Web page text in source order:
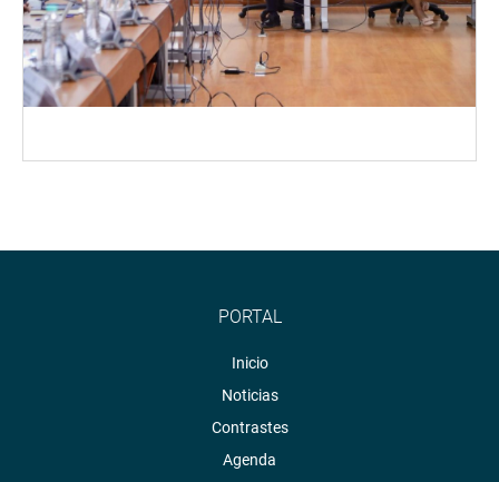
PORTAL
Inicio
Noticias
Contrastes
Agenda